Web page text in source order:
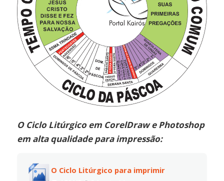
O Ciclo Litúrgico em CorelDraw e Photoshop
em alta qualidade para impressão:
O Ciclo Litúrgico para imprimir